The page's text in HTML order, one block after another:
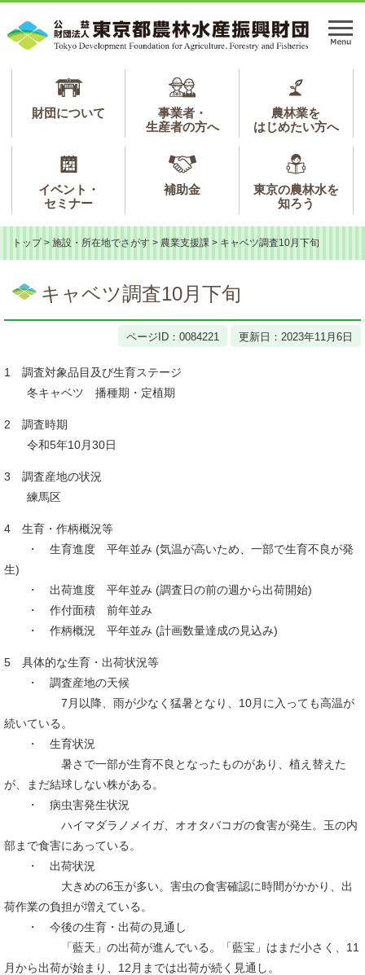
ジ
ュ
メ
財団について
事業者・
生産者の方へ
農林業を
はじめたい方へ
イベント・
セミナー
補助金
東京の農林水を
知ろう
トップ > 施設・所在地でさがす > 農業支援課 > キャベツ調査10月下旬
文
キャベツ調査10月下旬
ページID：0084221 更新日：2023年11月6日
1 調査対象品目及び生育ステージ
冬キャベツ 播種期・定植期
2 調査時期
令和5年10月30日
3 調査産地の状況
練馬区
4 生育・作柄概況等
・ 生育進度 平年並み (気温が高いため、一部で生育不良が発
生)
・ 出荷進度 平年並み (調査日の前の週から出荷開始)
・ 作付面積 前年並み
・ 作柄概況 平年並み (計画数量達成の見込み)
5 具体的な生育・出荷状況等
・ 調査産地の天候
7月以降、雨が少なく猛暑となり、10月に入っても高温が
続いている。
・ 生育状況
暑さで一部が生育不良となったものがあり、植え替えた
が、まだ結球しない株がある。
・ 病虫害発生状況
ハイマダラノメイガ、オオタバコガの食害が発生。玉の内
部まで食害にあっている。
・ 出荷状況
大きめの6玉が多い。害虫の食害確認に時間がかかり、出
荷作業の負担が増えている。
・ 今後の生育・出荷の見通し
「藍天」の出荷が進んでいる。「藍宝」はまだ小さく、11
月から出荷が始まり、12月までは出荷が続く見通し。